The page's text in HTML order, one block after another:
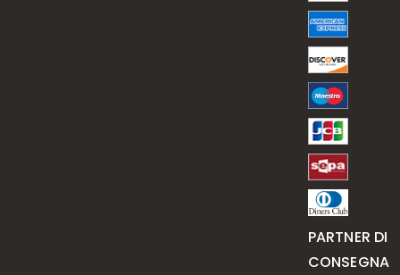
PARTNER DI
CONSEGNA